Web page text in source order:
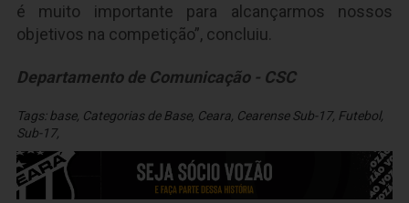
é muito importante para alcançarmos nossos
objetivos na competição”, concluiu.
Departamento de Comunicação - CSC
Tags:base, Categorias de Base, Ceara, Cearense Sub-17, Futebol,
Sub-17,